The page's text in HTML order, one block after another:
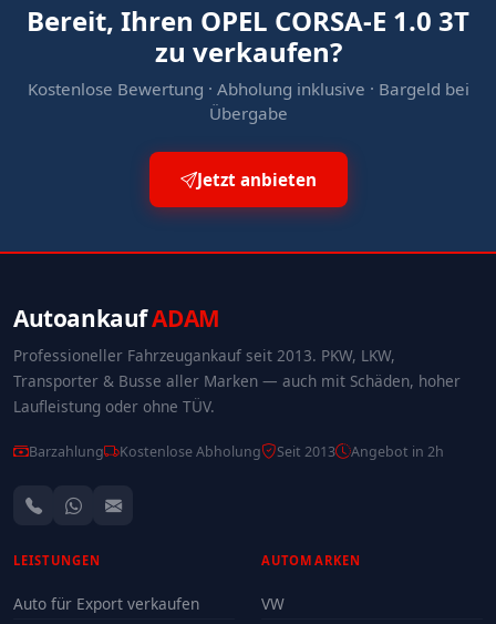
Bereit, Ihren OPEL CORSA-E 1.0 3T
zu verkaufen?
Kostenlose Bewertung · Abholung inklusive · Bargeld bei
Übergabe
Jetzt anbieten
AutoankaufADAM
Professioneller Fahrzeugankauf seit 2013. PKW, LKW,
Transporter & Busse aller Marken — auch mit Schäden, hoher
Laufleistung oder ohne TÜV.
Barzahlung Kostenlose Abholung Seit 2013 Angebot in 2h
LEISTUNGEN
Auto für Export verkaufen
AUTOMARKEN
VW